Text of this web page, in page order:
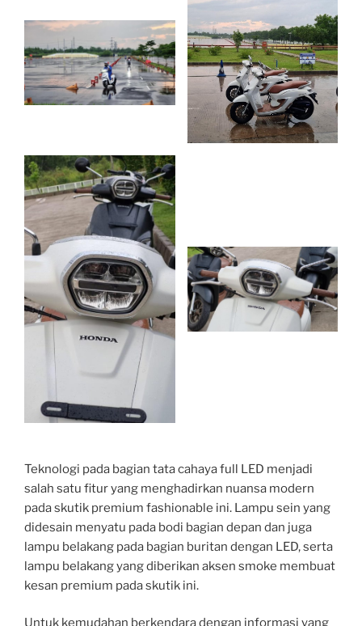
Teknologi pada bagian tata cahaya full LED menjadi
salah satu fitur yang menghadirkan nuansa modern
pada skutik premium fashionable ini. Lampu sein yang
didesain menyatu pada bodi bagian depan dan juga
lampu belakang pada bagian buritan dengan LED, serta
lampu belakang yang diberikan aksen smoke membuat
kesan premium pada skutik ini.